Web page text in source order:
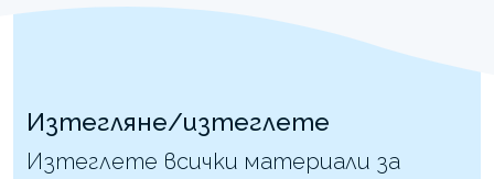
Изтегляне/изтеглете
Изтеглете всички материали за